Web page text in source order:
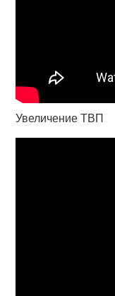
Увеличение ТВП